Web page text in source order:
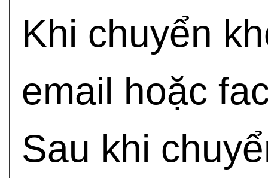
Khi chuyển
email hoặc
Sau khi